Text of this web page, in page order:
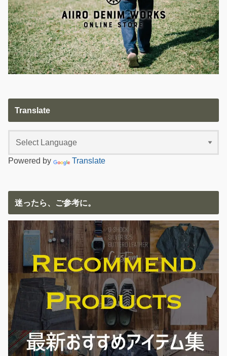
Translate
Powered by Translate
迷ったら、ご参考に。